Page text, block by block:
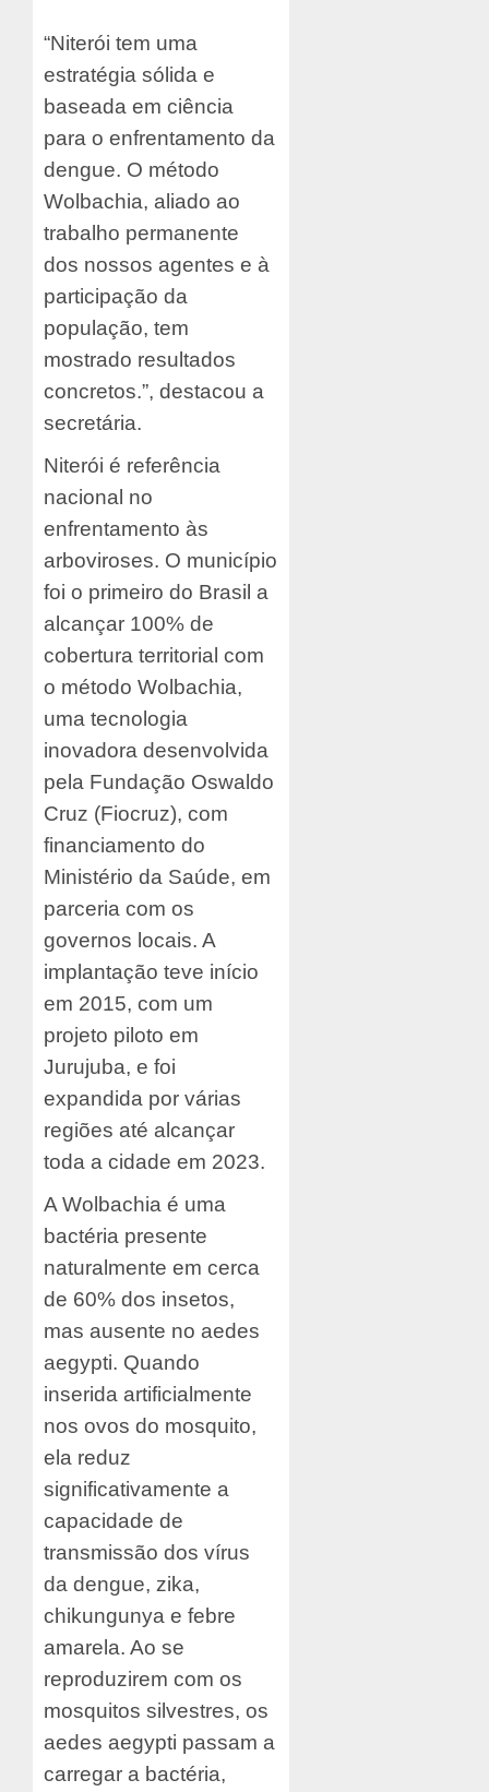
“Niterói tem uma
estratégia sólida e
baseada em ciência
para o enfrentamento da
dengue. O método
Wolbachia, aliado ao
trabalho permanente
dos nossos agentes e à
participação da
população, tem
mostrado resultados
concretos.”, destacou a
secretária.
Niterói é referência
nacional no
enfrentamento às
arboviroses. O município
foi o primeiro do Brasil a
alcançar 100% de
cobertura territorial com
o método Wolbachia,
uma tecnologia
inovadora desenvolvida
pela Fundação Oswaldo
Cruz (Fiocruz), com
financiamento do
Ministério da Saúde, em
parceria com os
governos locais. A
implantação teve início
em 2015, com um
projeto piloto em
Jurujuba, e foi
expandida por várias
regiões até alcançar
toda a cidade em 2023.
A Wolbachia é uma
bactéria presente
naturalmente em cerca
de 60% dos insetos,
mas ausente no aedes
aegypti. Quando
inserida artificialmente
nos ovos do mosquito,
ela reduz
significativamente a
capacidade de
transmissão dos vírus
da dengue, zika,
chikungunya e febre
amarela. Ao se
reproduzirem com os
mosquitos silvestres, os
aedes aegypti passam a
carregar a bactéria,